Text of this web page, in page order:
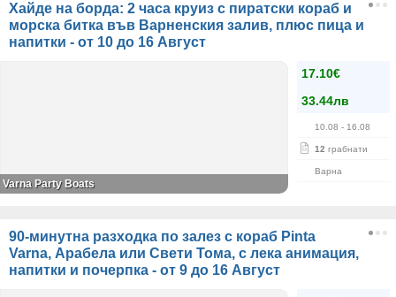
Хайде на борда: 2 часа круиз с пиратски кораб и
морска битка във Варненския залив, плюс пица и
напитки - от 10 до 16 Август
17.10€
33.44лв
10.08 - 16.08
12 грабнати
Варна
Varna Party Boats
90-минутна разходка по залез с кораб Pinta
Varna, Арабела или Свети Тома, с лека анимация,
напитки и почерпка - от 9 до 16 Август